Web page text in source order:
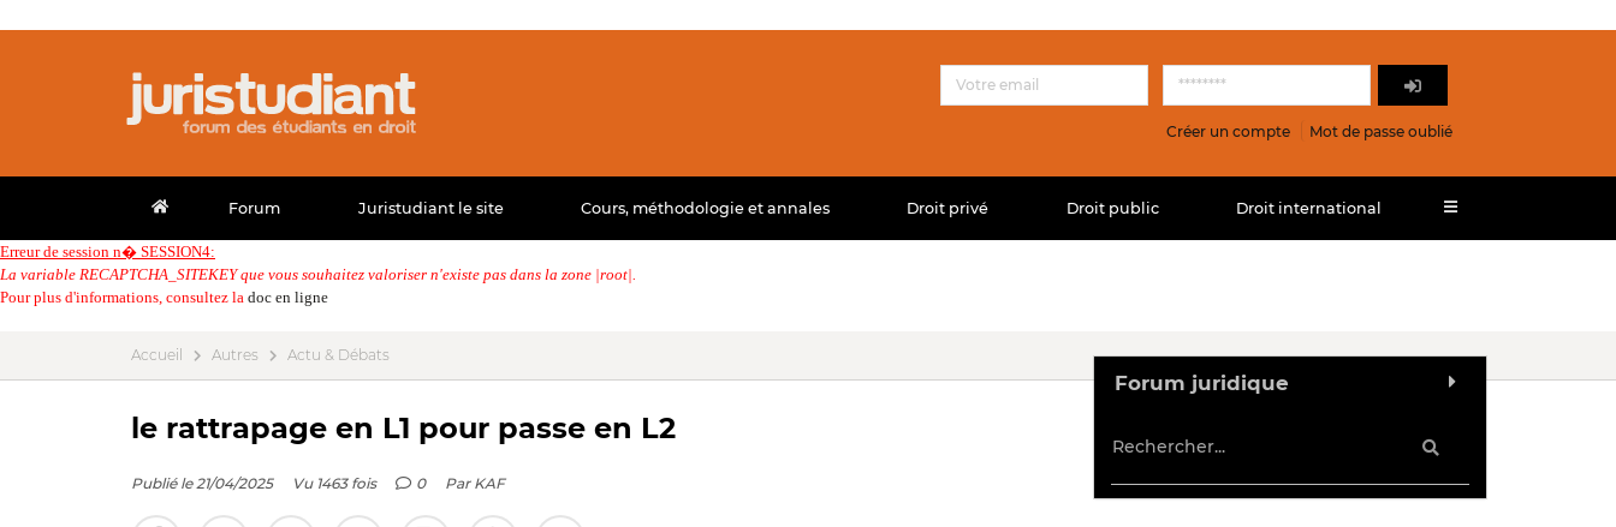
Créer un compte Mot de passe oublié
Forum Juristudiant le site Cours, méthodologie et annales Droit privé Droit public Droit international
Erreur de session n� SESSION4:
La variable RECAPTCHA_SITEKEY que vous souhaitez valoriser n'existe pas dans la zone |root|.
Pour plus d'informations, consultez la doc en ligne
Accueil Autres Actu & Débats
le rattrapage en L1 pour passe en L2
Publié le 21/04/2025 Vu 1463 fois 0 Par KAF
Forum juridique